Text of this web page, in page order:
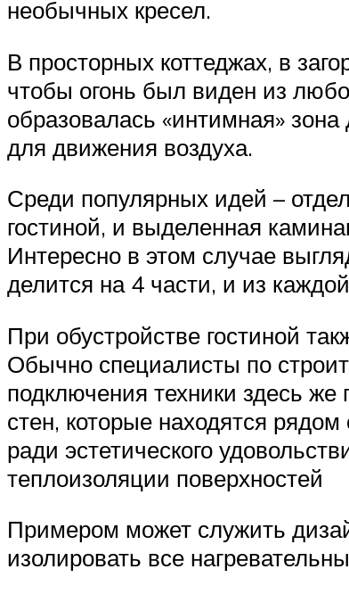
необычных кресел.
В просторных коттеджах, в
чтобы огонь был виден из
образовалась «интимная»
для движения воздуха.
Среди популярных идей –
гостиной, и выделенная
Интересно в этом случае
делится на 4 части, и из
При обустройстве гостиной
Обычно специалисты по
подключения техники здесь же
стен, которые находятся
ради эстетического
теплоизоляции поверхностей
Примером может служить
изолировать все